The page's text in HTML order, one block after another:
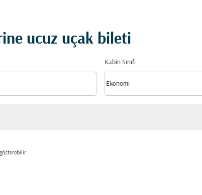
ucuz uçak bileti
Kabin Sınıfı
Kabin Sınıfı option Ekonomi Selected
Ekonomi
keyboard_arrow_down